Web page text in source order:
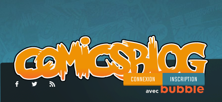
CONNEXION INSCRIPTION